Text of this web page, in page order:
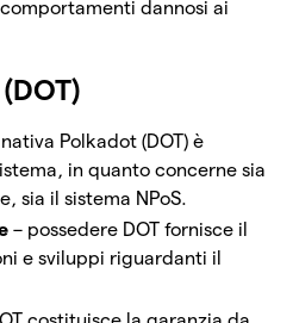
dannosi ai
Polkadot (DOT) è
in quanto concerne sia
sia il sistema NPoS.
– possedere DOT fornisce il
e sviluppi riguardanti il